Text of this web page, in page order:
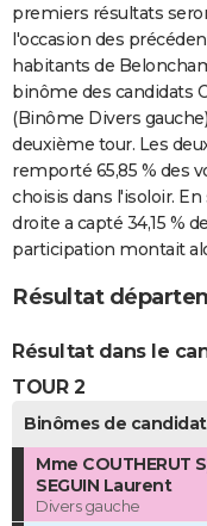
Bricolage
Lifestyle
Culture
Sport
Auto
Television
Voyage
Cinema
premiers résultats
l'occasion des
habitants de
binôme des candidats
(Binôme Divers
deuxième tour. Les
remporté 65,85 % des
choisis dans l'isoloir.
droite a capté 34,15 %
participation montait
Résultat
Résultat dans le
TOUR 2
Binômes de
Mme COUTHERUT
SEGUIN Laurent
Divers gauche